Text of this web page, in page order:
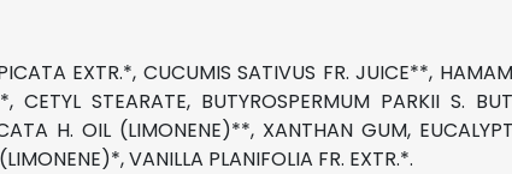
EXTR.*, CUCUMIS SATIVUS FR. JUICE**,
STEARATE, BUTYROSPERMUM PARKII S.
H. OIL (LIMONENE)**, XANTHAN GUM,
VANILLA PLANIFOLIA FR. EXTR.*.